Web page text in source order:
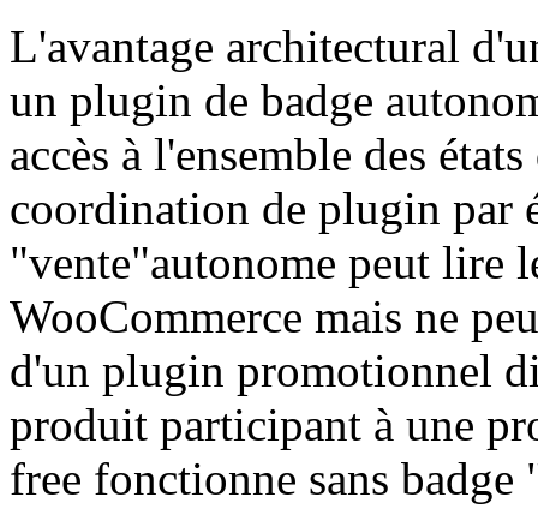
L'avantage architectural
un plugin de badge
accès à l'ensemble des
coordination de plugin par
"vente"autonome peut lire
WooCommerce mais ne
d'un plugin promotionnel
produit participant à une
free fonctionne sans